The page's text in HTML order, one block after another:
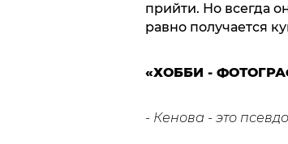
прийти. Но всегда
равно получается
«ХОББИ -
- Кенова - это